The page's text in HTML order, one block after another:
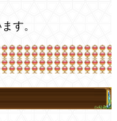
す。